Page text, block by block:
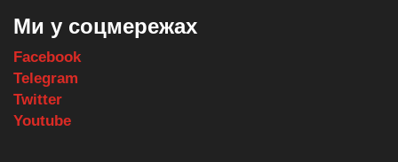
Ми у соцмережах
Facebook
Telegram
Twitter
Youtube